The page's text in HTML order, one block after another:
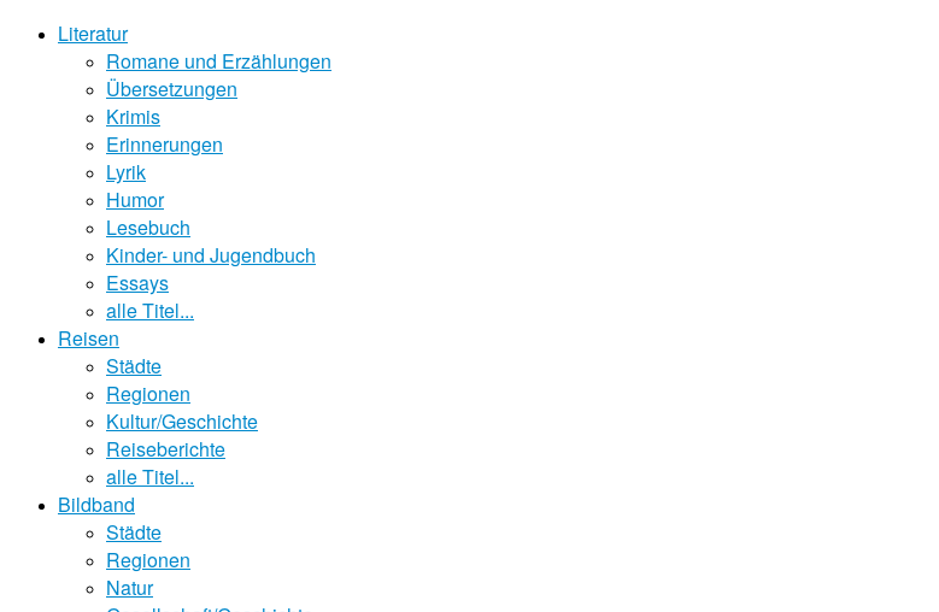
Literatur
Romane und Erzählungen
Übersetzungen
Krimis
Erinnerungen
Lyrik
Humor
Lesebuch
Kinder- und Jugendbuch
Essays
alle Titel...
Reisen
Städte
Regionen
Kultur/Geschichte
Reiseberichte
alle Titel...
Bildband
Städte
Regionen
Natur